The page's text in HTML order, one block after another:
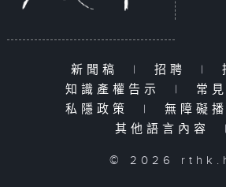
新聞稿 | 招聘 |
知識產權告示
| 常
私隱政策
| 無障礙
其他語言內容
|
© 2026